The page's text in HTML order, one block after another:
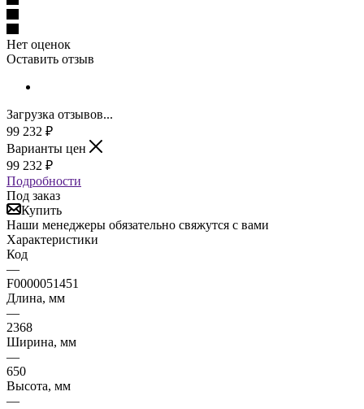
Нет оценок
Оставить отзыв
Загрузка отзывов...
99 232 ₽
Варианты цен
99 232 ₽
Подробности
Под заказ
Купить
Наши менеджеры обязательно свяжутся с вами
Характеристики
Код
—
F0000051451
Длина, мм
—
2368
Ширина, мм
—
650
Высота, мм
—